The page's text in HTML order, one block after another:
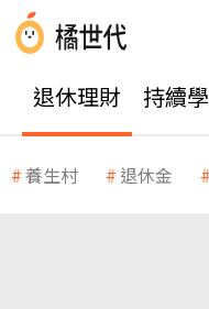
退休理財 持續
養生村 退休金